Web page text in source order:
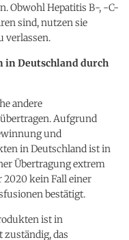
Obwohl Hepatitis B-, -C-
sind, nutzen sie
verlassen.
in Deutschland durch
andere
Aufgrund
und
in Deutschland ist in
Übertragung extrem
2020 kein Fall einer
bestätigt.
ist in
das